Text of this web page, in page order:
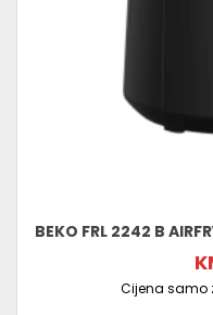
BEKO FRL 2242 B
Cijena samo